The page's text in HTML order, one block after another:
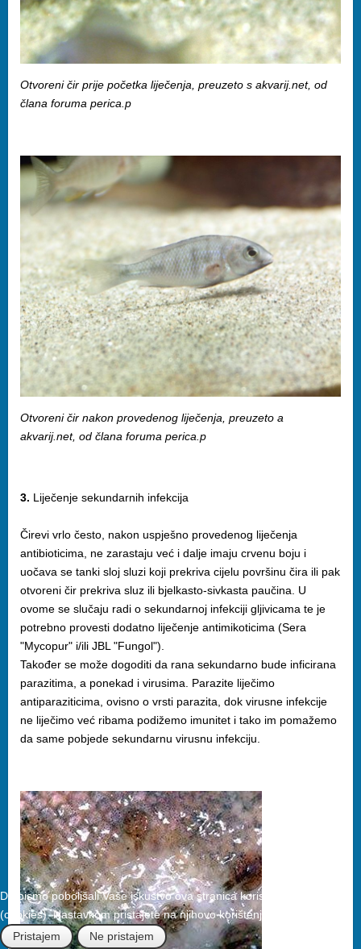
Otvoreni čir prije početka liječenja, preuzeto s akvarij.net, od
člana foruma perica.p
Otvoreni čir nakon provedenog liječenja, preuzeto a
akvarij.net, od člana foruma perica.p
3. Liječenje sekundarnih infekcija
Čirevi vrlo često, nakon uspješno provedenog liječenja
antibioticima, ne zarastaju već i dalje imaju crvenu boju i
uočava se tanki sloj sluzi koji prekriva cijelu površinu čira ili pak
otvoreni čir prekriva sluz ili bjelkasto-sivkasta paučina. U
ovome se slučaju radi o sekundarnoj infekciji gljivicama te je
potrebno provesti dodatno liječenje antimikoticima (Sera
"Mycopur" i/ili JBL "Fungol").
Također se može dogoditi da rana sekundarno bude inficirana
parazitima, a ponekad i virusima. Parazite liječimo
antiparaziticima, ovisno o vrsti parazita, dok virusne infekcije
ne liječimo već ribama podižemo imunitet i tako im pomažemo
da same pobjede sekundarnu virusnu infekciju.
Da bismo poboljšali Vaše iskustvo ova stranica koristi kolačiće
(cookies). Nastavkom pristajete na njihovo korištenje.
Pristajem
Ne pristajem